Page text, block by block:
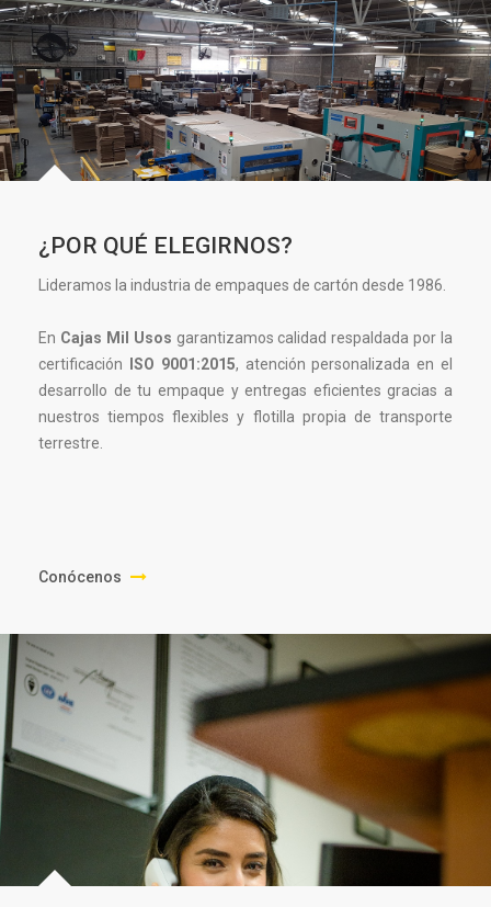
Y
Microcorrugado
En
Luis
Potosí
Cajas
¿POR QUÉ ELEGIRNOS?
Lideramos la industria de empaques de cartón desde 1986.
En Cajas Mil Usos garantizamos calidad respaldada por la
certificación ISO 9001:2015, atención personalizada en el
desarrollo de tu empaque y entregas eficientes gracias a
nuestros tiempos flexibles y flotilla propia de transporte
terrestre.
Conócenos